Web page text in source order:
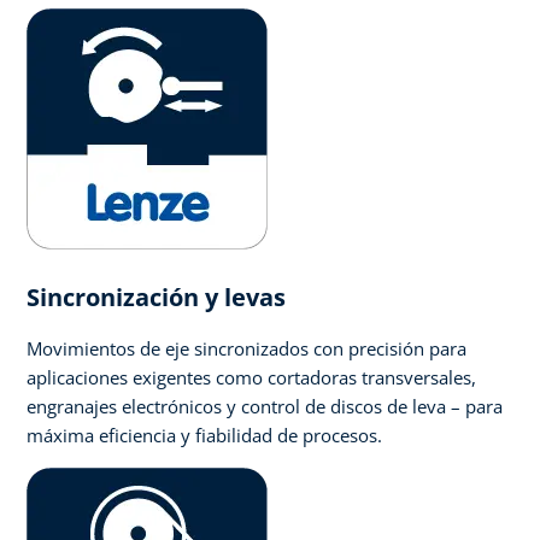
Sincronización y levas
Movimientos de eje sincronizados con precisión para
aplicaciones exigentes como cortadoras transversales,
engranajes electrónicos y control de discos de leva – para
máxima eficiencia y fiabilidad de procesos.